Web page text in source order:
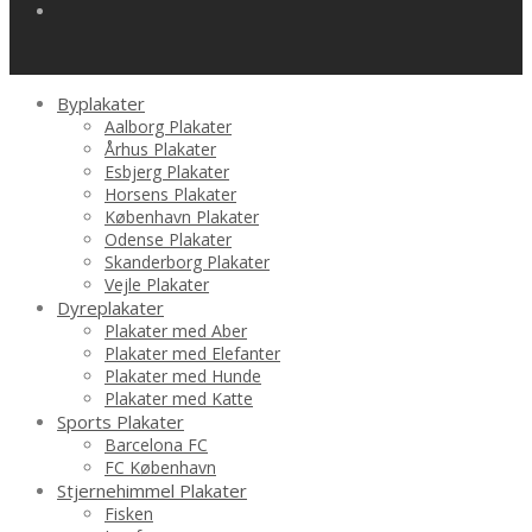
Byplakater
Aalborg Plakater
Århus Plakater
Esbjerg Plakater
Horsens Plakater
København Plakater
Odense Plakater
Skanderborg Plakater
Vejle Plakater
Dyreplakater
Plakater med Aber
Plakater med Elefanter
Plakater med Hunde
Plakater med Katte
Sports Plakater
Barcelona FC
FC København
Stjernehimmel Plakater
Fisken